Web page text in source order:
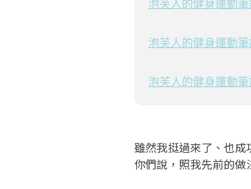
泡芙人的健身運動
泡芙人的健身運動
泡芙人的健身運動
雖然我挺過來了、也
你們說，照我先前的做